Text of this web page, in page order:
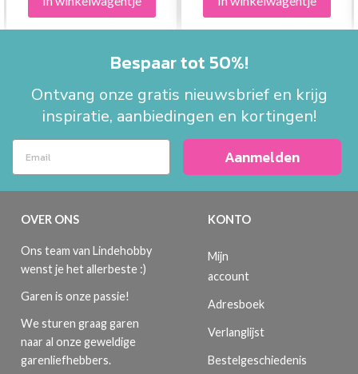
Bespaar tot 50%!
Ontvang onze gratis nieuwsbrief en krijg
inspiratie, aanbiedingen en kortingen!
Aanmelden
OVER ONS
Ons team van Lindehobby
wenst je het allerbeste :)
Garen is onze passie!
We sturen graag garen
naar al onze geweldige
garenliefhebbers.
KONTO
Mijn
account
Adresboek
Verlanglijst
Bestelgeschiedenis